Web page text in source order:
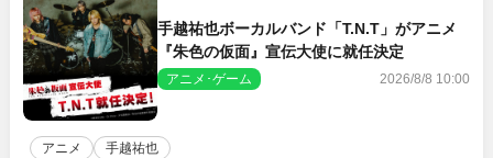
手越祐也ボーカルバンド「T.N.T」がアニメ
『朱色の仮面』宣伝大使に就任決定
アニメ･ゲーム 2026/8/8 10:00
アニメ 手越祐也